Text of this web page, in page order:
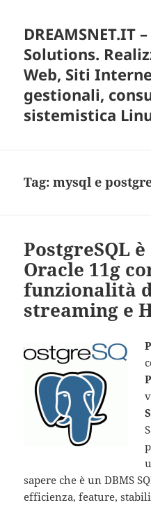
DREAMSNET.IT
Solutions.
Web, Siti
gestionali,
sistemistica
Tag:mysql e
PostgreSQL
Oracle 11g
funzionalità
streaming e
sapere che è un DBMS
efficienza, feature,